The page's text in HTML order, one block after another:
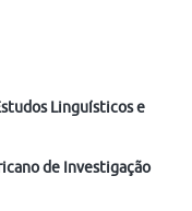
Linguísticos e
de Investigação